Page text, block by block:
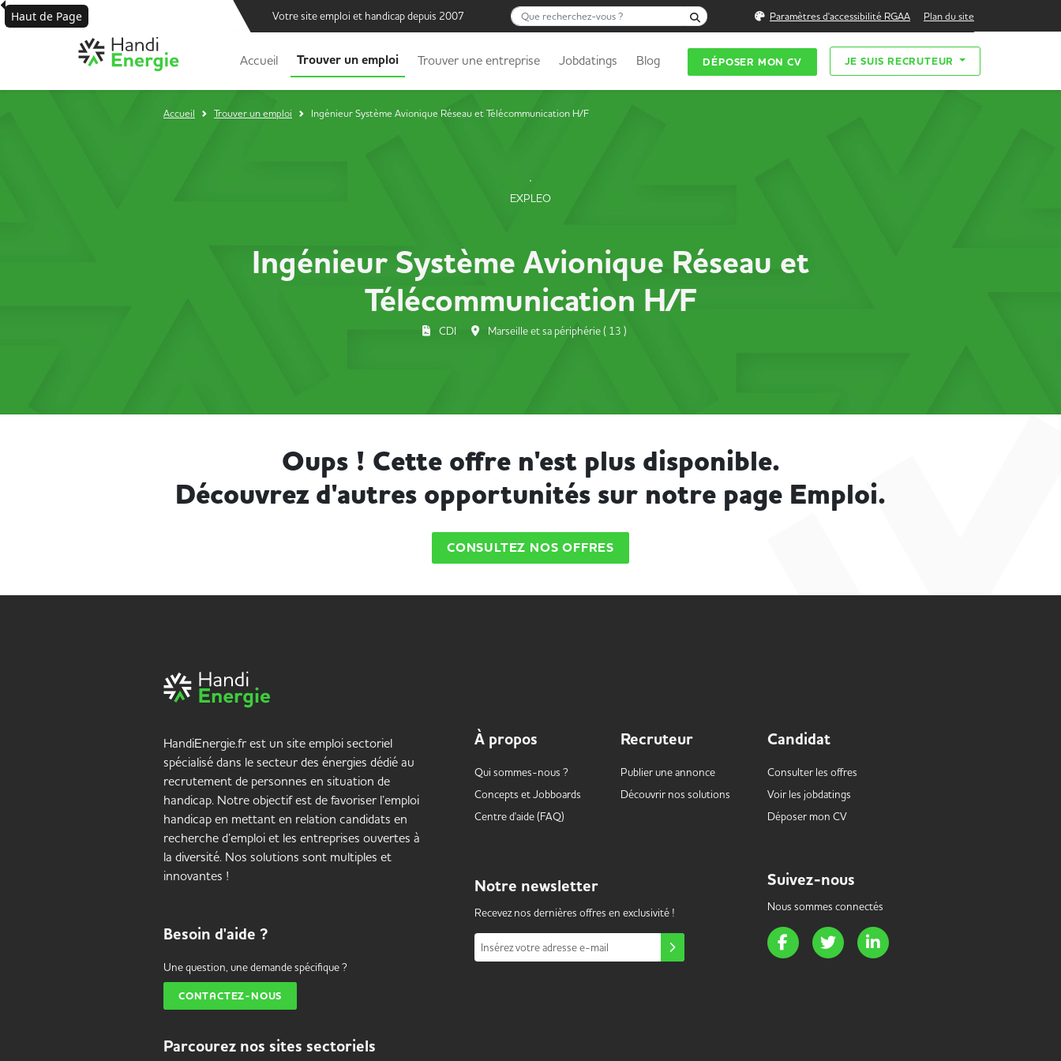
Votre site emploi et handicap depuis 2007 Que recherchez-vous ? Rechercher Paramètres d'accessibilité RGAA Plan du site
Accueil Trouver un emploi Trouver une entreprise Jobdatings Blog DÉPOSER MON CV JE SUIS RECRUTEUR
Accueil Trouver un emploi Ingénieur Système Avionique Réseau et Télécommunication H/F
EXPLEO
Ingénieur Système Avionique Réseau et
Télécommunication H/F
CDI Marseille et sa périphérie ( 13 )
Oups ! Cette offre n'est plus disponible.
Découvrez d'autres opportunités sur notre page Emploi.
CONSULTEZ NOS OFFRES
HandiEnergie.fr est un site emploi sectoriel
spécialisé dans le secteur des énergies dédié au
recrutement de personnes en situation de
handicap. Notre objectif est de favoriser l’emploi
handicap en mettant en relation candidats en
recherche d’emploi et les entreprises ouvertes à
la diversité. Nos solutions sont multiples et
innovantes !
Besoin d'aide ?
Une question, une demande spécifique ?
CONTACTEZ-NOUS
À propos
Qui sommes-nous ?
Concepts etJobboards
Centre d'aide (FAQ)
Recruteur
Publier une annonce
Découvrir nos solutions
Candidat
Consulter les offres
Voir les jobdatings
Déposer mon CV
Notre newsletter
Recevez nos dernières offres en exclusivité !
Insérez votre adresse e-mail
Suivez-nous
Nous sommes connectés
Page Facebook de Handi Energie
Page Twitter de Handi Energie
Parcourez nos sites sectoriels
Haut de Page